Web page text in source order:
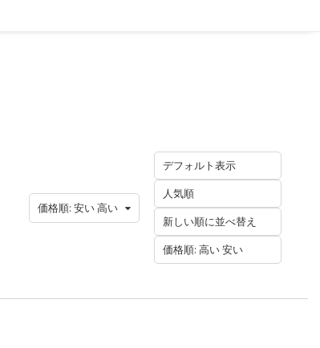
価格順: 安い 高い
デフォルト表示
人気順
新しい順に並べ替え
価格順: 高い 安い